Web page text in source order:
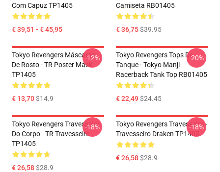
Com Capuz TP1405
€ 39,51 - € 45,95
Camiseta RB01405
€ 36,75$39.95
Tokyo Revengers Máscaras
De Rosto - TR Poster Mask
TP1405
€ 13,70$14.9
-12%
Tokyo Revengers Tops De
Tanque - Tokyo Manji
Racerback Tank Top RB01405
€ 22,49$24.45
-20%
Tokyo Revengers Travesseiro
Do Corpo - TR Travesseiro
TP1405
€ 26,58$28.9
-18%
Tokyo Revengers Travesseiro -
Travesseiro Draken TP1405
€ 26,58$28.9
-18%